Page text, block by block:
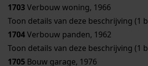
1703Verbouw woning, 1966
Toon details van deze beschrijving (1
1704Verbouw panden, 1962
Toon details van deze beschrijving (1
1705 Bouw garage, 1976